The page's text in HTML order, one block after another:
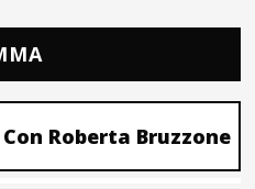
Roberta Bruzzone